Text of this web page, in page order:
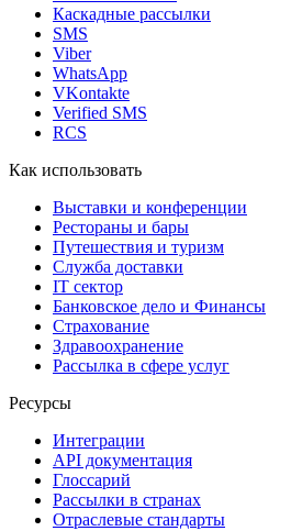
Каскадные рассылки
SMS
Viber
WhatsApp
VKontakte
Verified SMS
RCS
Как использовать
Выставки и конференции
Рестораны и бары
Путешествия и туризм
Служба доставки
IT сектор
Банковское дело и Финансы
Страхование
Здравоохранение
Рассылка в сфере услуг
Ресурсы
Интеграции
API документация
Глоссарий
Рассылки в странах
Отраслевые стандарты